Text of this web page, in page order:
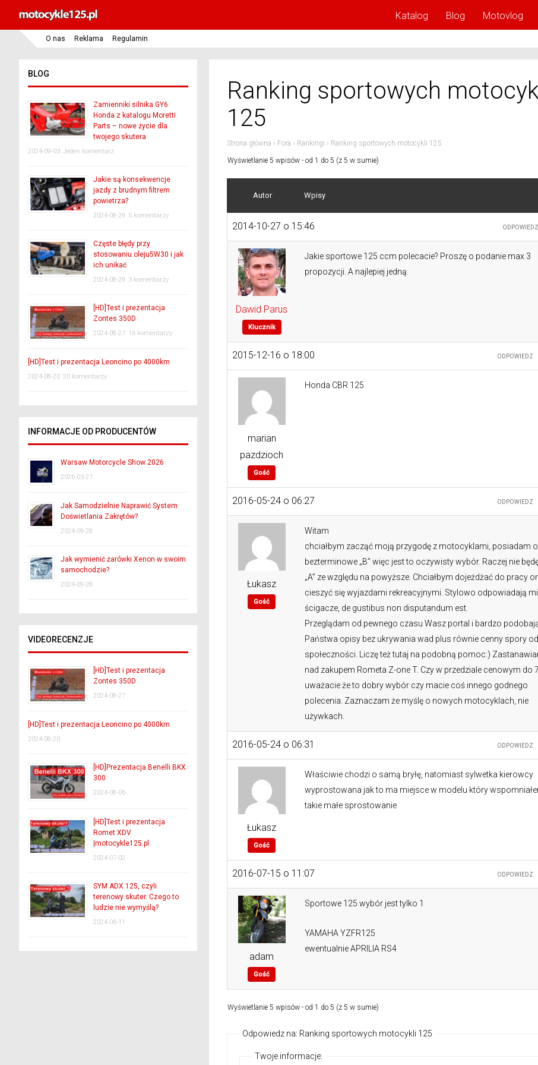
Katalog Blog Motovlog
O nas Reklama Regulamin
Ranking sportowych
125
Strona główna › Fora › Rankingi › Ranking sportowych motocykli 125
Wyświetlanie 5 wpisów - od 1 do 5 (z 5 w sumie)
Autor Wpisy
2014-10-27 o 15:46 ODPOWIEDZ
Dawid Parus
Klucznik
Jakie sportowe 125 ccm polecacie? Proszę o podanie max 3
propozycji. A najlepiej jedną.
2015-12-16 o 18:00 ODPOWIEDZ
marian
pazdzioch
Gość
Honda CBR 125
2016-05-24 o 06:27 ODPOWIEDZ
Łukasz
Gość
Witam
chciałbym zacząć moją przygodę z motocyklami, posiadam
bezterminowe „B” więc jest to oczywisty wybór. Raczej nie
„A” ze względu na powyższe. Chciałbym dojeżdżać do pracy
cieszyć się wyjazdami rekreacyjnymi. Stylowo odpowiadają
ścigacze, de gustibus non disputandum est.
Przeglądam od pewnego czasu Wasz portal i bardzo
Państwa opisy bez ukrywania wad plus równie cenny spory
społeczności. Liczę też tutaj na podobną pomoc:)
nad zakupem Rometa Z-one T. Czy w przedziale cenowym do
uważacie że to dobry wybór czy macie coś innego godnego
polecenia. Zaznaczam że myślę o nowych motocyklach, nie
używkach.
2016-05-24 o 06:31 ODPOWIEDZ
Łukasz
Gość
Właściwie chodzi o samą bryłę, natomiast sylwetka kierowcy
wyprostowana jak to ma miejsce w modelu który
takie małe sprostowanie
2016-07-15 o 11:07 ODPOWIEDZ
adam
Gość
Sportowe 125 wybór jest tylko 1
YAMAHA YZFR125
ewentualnie APRILIA RS4
Wyświetlanie 5 wpisów - od 1 do 5 (z 5 w sumie)
Odpowiedz na: Ranking sportowych motocykli 125
Twoje informacje:
BLOG
Zamienniki silnika GY6
Honda z katalogu Moretti
Parts – nowe życie dla
twojego skutera
2024-09-03 Jeden komentarz
Jakie są konsekwencje
jazdy z brudnym filtrem
powietrza?
2024-08-29 5 komentarzy
Częste błędy przy
stosowaniu oleju5W30 i jak
ich unikać
2024-08-29 3 komentarzy
[HD]Test i prezentacja
Zontes 350D
2024-08-27 16 komentarzy
[HD]Test i prezentacja Leoncino po 4000km
2024-08-20 20 komentarzy
INFORMACJE OD PRODUCENTÓW
Warsaw Motorcycle Show 2026
2026-03-27
Jak Samodzielnie Naprawić System
Doświetlania Zakrętów?
2024-09-28
Jak wymienić żarówki Xenon w swoim
samochodzie?
2024-09-28
VIDEORECENZJE
[HD]Test i prezentacja
Zontes 350D
2024-08-27
[HD]Test i prezentacja Leoncino po 4000km
2024-08-20
[HD]Prezentacja Benelli BKX
300
2024-08-06
[HD]Test i prezentacja
Romet XDV
|motocykle125.pl
2024-07-02
SYM ADX 125, czyli
terenowy skuter. Czego to
ludzie nie wymyślą?
2024-06-11